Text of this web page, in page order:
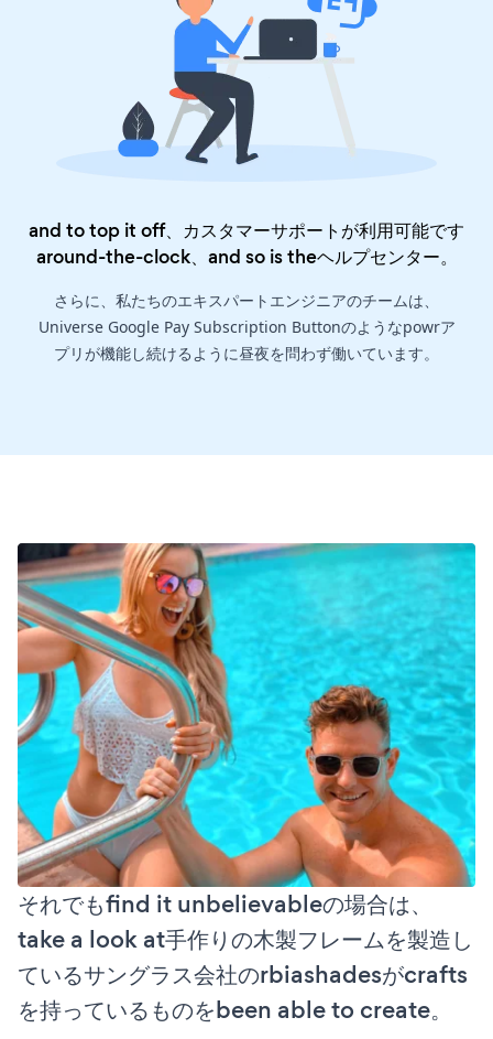
and to top it off、カスタマーサポートが利用可能です
around-the-clock、and so is theヘルプセンター。
さらに、私たちのエキスパートエンジニアのチームは、
Universe Google Pay Subscription Buttonのようなpowrア
プリが機能し続けるように昼夜を問わず働いています。
それでもfind it unbelievableの場合は、
take a look at手作りの木製フレームを製造し
ているサングラス会社のrbiashadesがcrafts
を持っているものをbeen able to create。